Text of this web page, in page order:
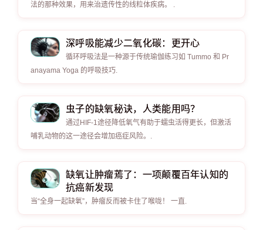
法的那种效果，用来治遗传性的线粒体疾病。 .
深呼吸能减少二氧化碳：更开心
循环呼吸法是一种源于传统瑜伽练习如 Tummo 和 Pr
anayama Yoga 的呼吸技巧.
虫子的缺氧秘诀，人类能用吗？
通过HIF-1途径降低氧气有助于蠕虫活得更长，但激活
哺乳动物的这一途径会增加癌症风险。.
缺氧让肿瘤蔫了：一项颠覆百年认知的
抗癌新发现
当“全身一起缺氧”，肿瘤反而被卡住了喉咙！ 一直.